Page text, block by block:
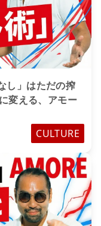
し」はただの搾
変える、アモー
CULTURE